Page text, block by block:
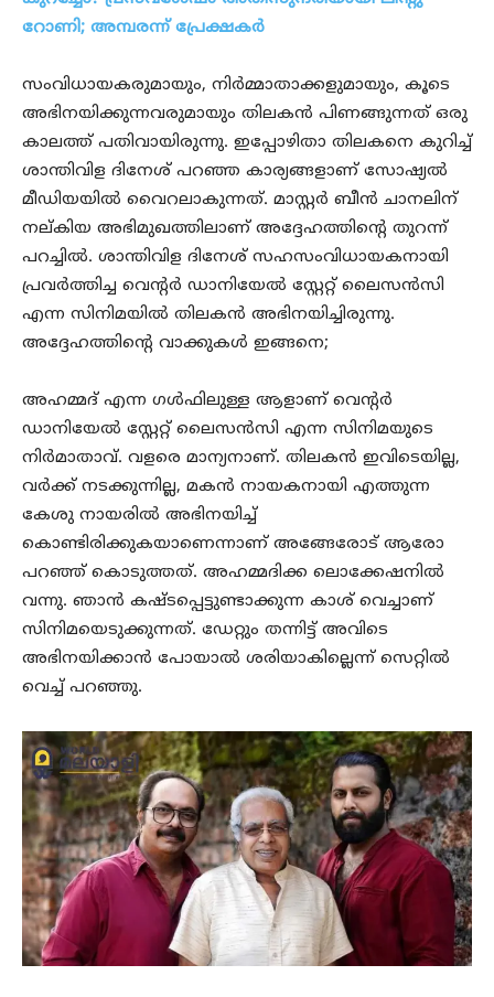
റോണി; അമ്പരന്ന് പ്രേക്ഷകർ
സംവിധായകരുമായും, നിർമ്മാതാക്കളുമായും, കൂടെ
അഭിനയിക്കുന്നവരുമായും തിലകൻ പിണങ്ങുന്നത് ഒരു
കാലത്ത് പതിവായിരുന്നു. ഇപ്പോഴിതാ തിലകനെ കുറിച്ച്
ശാന്തിവിള ദിനേശ് പറഞ്ഞ കാര്യങ്ങളാണ് സോഷ്യൽ
മീഡിയയിൽ വൈറലാകുന്നത്. മാസ്റ്റർ ബീൻ ചാനലിന്
നല്കിയ അഭിമുഖത്തിലാണ് അദ്ദേഹത്തിന്റെ തുറന്ന്
പറച്ചിൽ. ശാന്തിവിള ദിനേശ് സഹസംവിധായകനായി
പ്രവർത്തിച്ച വെന്റർ ഡാനിയേൽ സ്റ്റേറ്റ് ലൈസൻസി
എന്ന സിനിമയിൽ തിലകൻ അഭിനയിച്ചിരുന്നു.
അദ്ദേഹത്തിന്റെ വാക്കുകൾ ഇങ്ങനെ;
അഹമ്മദ് എന്ന ഗൾഫിലുള്ള ആളാണ് വെന്റർ
ഡാനിയേൽ സ്റ്റേറ്റ് ലൈസൻസി എന്ന സിനിമയുടെ
നിർമാതാവ്. വളരെ മാന്യനാണ്. തിലകൻ ഇവിടെയില്ല,
വർക്ക് നടക്കുന്നില്ല, മകൻ നായകനായി എത്തുന്ന
കേശു നായരിൽ അഭിനയിച്ച്
കൊണ്ടിരിക്കുകയാണെന്നാണ് അങ്ങേരോട് ആരോ
പറഞ്ഞ് കൊടുത്തത്. അഹമ്മദിക്ക ലൊക്കേഷനിൽ
വന്നു. ഞാൻ കഷ്ടപ്പെട്ടുണ്ടാക്കുന്ന കാശ് വെച്ചാണ്
സിനിമയെടുക്കുന്നത്. ഡേറ്റും തന്നിട്ട് അവിടെ
അഭിനയിക്കാൻ പോയാൽ ശരിയാകില്ലെന്ന് സെറ്റിൽ
വെച്ച് പറഞ്ഞു.